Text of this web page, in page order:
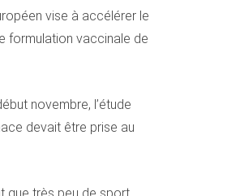
vise à accélérer le
formulation vaccinale de
novembre, l’étude
devait être prise au